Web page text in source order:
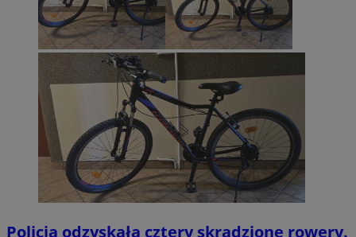
Policja odzyskała cztery skradzione rowery.